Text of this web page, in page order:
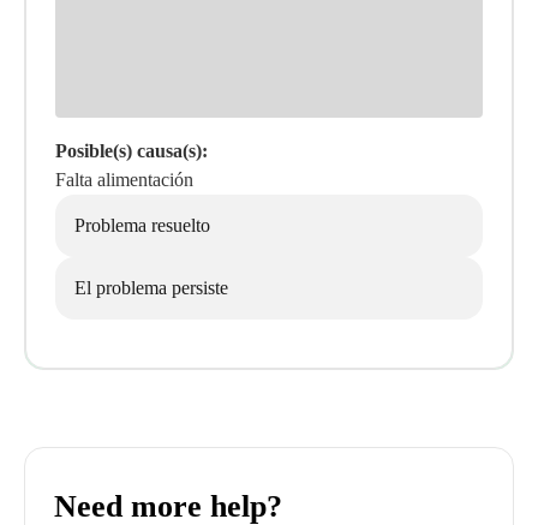
Posible(s) causa(s):
Falta alimentación
Problema resuelto
El problema persiste
Need more help?